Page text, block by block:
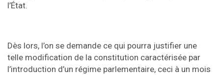
l’État.
Dès lors, l’on se demande ce qui pourra justifier une
telle modification de la constitution caractérisée par
l’introduction d’un régime parlementaire, ceci à un mois